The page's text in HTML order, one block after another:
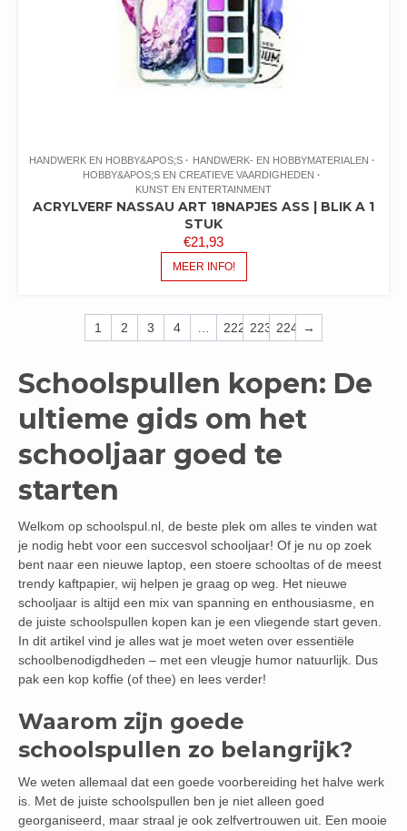
HANDWERK EN HOBBY&APOS;S
HANDWERK- EN HOBBYMATERIALEN
HOBBY&APOS;S EN CREATIEVE VAARDIGHEDEN
KUNST EN ENTERTAINMENT
ACRYLVERF NASSAU ART 18NAPJES ASS | BLIK A 1
STUK
€21,93
MEER INFO!
1 2 3 4 … 222 223 224 →
Schoolspullen kopen: De
ultieme gids om het
schooljaar goed te
starten
Welkom op schoolspul.nl, de beste plek om alles te vinden wat
je nodig hebt voor een succesvol schooljaar! Of je nu op zoek
bent naar een nieuwe laptop, een stoere schooltas of de meest
trendy kaftpapier, wij helpen je graag op weg. Het nieuwe
schooljaar is altijd een mix van spanning en enthousiasme, en
de juiste schoolspullen kopen kan je een vliegende start geven.
In dit artikel vind je alles wat je moet weten over essentiële
schoolbenodigdheden – met een vleugje humor natuurlijk. Dus
pak een kop koffie (of thee) en lees verder!
Waarom zijn goede
schoolspullen zo belangrijk?
We weten allemaal dat een goede voorbereiding het halve werk
is. Met de juiste schoolspullen ben je niet alleen goed
georganiseerd, maar straal je ook zelfvertrouwen uit. Een mooie